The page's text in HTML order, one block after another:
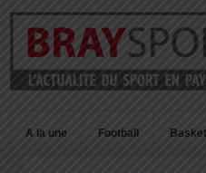
A la une Football